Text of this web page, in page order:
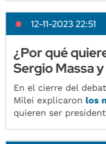
12-11-2023 22:51
¿Por qué
Sergio Massa
En el cierre del
Milei explicaron los
quieren ser